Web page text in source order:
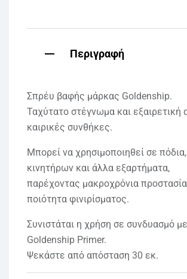
Περιγραφή
Σπρέυ βαφής μάρκας Goldenship.
Ταχύτατο στέγνωμα και εξαιρετική
καιρικές συνθήκες.
Μπορεί να χρησιμοποιηθεί σε
κινητήρων και άλλα εξαρτήματα,
παρέχοντας μακροχρόνια προστασία
ποιότητα φινιρίσματος.
Συνιστάται η χρήση σε συνδυασμό
Goldenship Primer.
Ψεκάστε από απόσταση 30 εκ.